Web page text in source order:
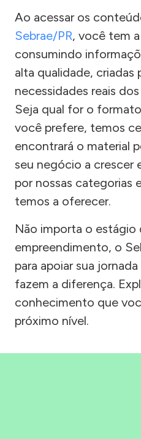
Ao acessar os
Sebrae/PR, você tem
consumindo
alta qualidade, criadas
necessidades reais
Seja qual for o
você prefere, temos
encontrará o material
seu negócio a crescer
por nossas categorias
temos a oferecer.
Não importa o estágio
empreendimento, o
para apoiar sua
fazem a diferença.
conhecimento que
próximo nível.